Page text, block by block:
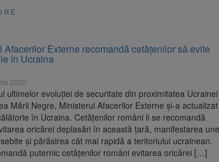
Afacerilor Externe recomandă cetăţenilor să evite
în Ucraina
2022
ultimelor evoluției de securitate din proximitatea
Mării Negre, Ministerul Afacerilor Externe și-a actualizat
în Ucraina. Cetățenilor români li se recomandă
oricărei deplasări în această țară, manifestarea
și părăsirea cât mai rapidă a teritoriului ucrainean.
puternic cetăţenilor români evitarea oricărei […]